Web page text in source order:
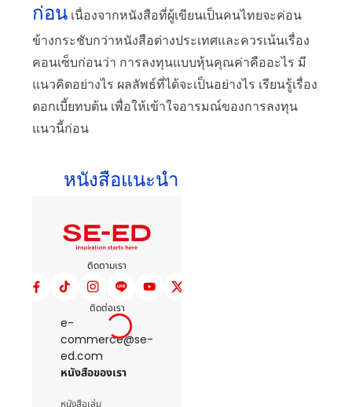
ก่อนเนื่องจากหนังสือที่ผู้เขียนเป็นคนไทยจะค่อน
ข้างกระชับกว่าหนังสือต่างประเทศและควรเน้นเรื่อง
คอนเซ็บก่อนว่า การลงทุนแบบหุ้นคุณค่าคืออะไร มี
แนวคิดอย่างไร ผลลัพธ์ที่ได้จะเป็นอย่างไร เรียนรู้เรื่อง
ดอกเบี้ยทบต้น เพื่อให้เข้าใจอารมณ์ของการลงทุน
แนวนี้ก่อน
หนังสือแนะนำ